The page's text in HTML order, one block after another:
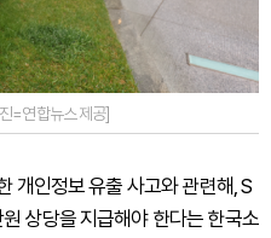
=연합뉴스 제공]
개인정보 유출 사고와 관련해, S
상당을 지급해야 한다는 한국소